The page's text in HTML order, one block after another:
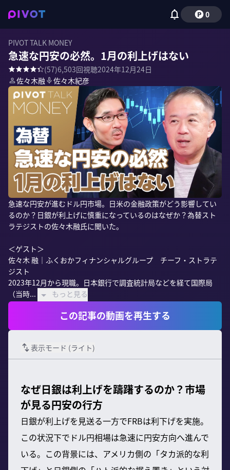
0
PIVOT TALK MONEY
急速な円安の必然。1月の利上げはない
(57)6,503回視聴2024年12月24日
佐々木融
佐々木紀彦
急速な円安が進むドル円市場。日米の金融政策がどう影響してい
るのか？日銀が利上げに慎重になっているのはなぜか？為替スト
ラテジストの佐々木融氏に聞いた。
＜ゲスト＞
佐々木 融｜ふくおかフィナンシャルグループ　チーフ・ストラテ
ジスト
2023年12月から現職。日本銀行で調査統計局などを経て国際局
（当時...
もっと見る
この記事の動画を再生する
表示モード (ライト)
なぜ日銀は利上げを躊躇するのか？市場
が見る円安の行方
日銀が利上げを見送る一方でFRBは利下げを実施。
この状況下でドル円相場は急速に円安方向へ進んで
いる。この背景には、アメリカ側の「タカ派的な利